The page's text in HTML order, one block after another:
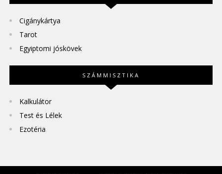
Cigánykártya
Tarot
Egyiptomi jóskövek
SZÁMMISZTIKA
Kalkulátor
Test és Lélek
Ezotéria